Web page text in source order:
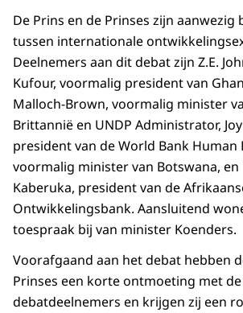
De Prins en de Prinses zijn aanwezig
tussen internationale
Deelnemers aan dit debat zijn Z.E.
Kufour, voormalig president van
Malloch-Brown, voormalig minister
Brittannië en UNDP Administrator,
president van de World Bank Human
voormalig minister van Botswana, en
Kaberuka, president van de
Ontwikkelingsbank. Aansluitend
toespraak bij van minister Koenders.
Voorafgaand aan het debat hebben
Prinses een korte ontmoeting met de
debatdeelnemers en krijgen zij een